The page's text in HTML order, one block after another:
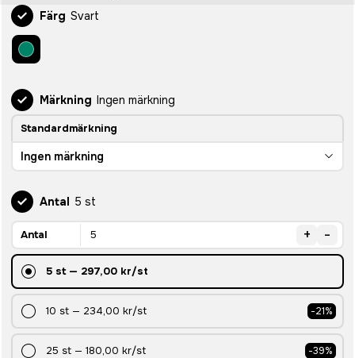
Färg Svart
Märkning Ingen märkning
Standardmärkning
Ingen märkning
Antal 5 st
Antal + -
5 st— 297,00 kr/st
10 st — 234,00 kr/st -21%
25 st — 180,00 kr/st -39%